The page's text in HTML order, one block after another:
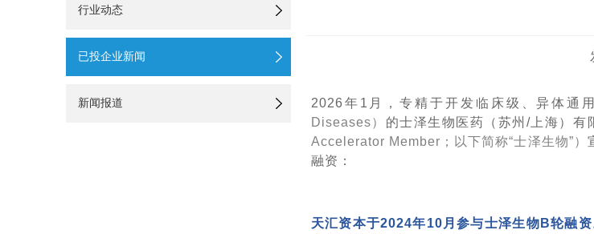
行业动态
已投企业新闻
新闻报道 2026年1月，专精于开发临床级、异体通
Diseases） 的士泽生物医药（苏州/上海）有
Accelerator Member；以下简称“士泽生物”）
融资：
天汇资本于2024年10月参与士泽生物B轮融